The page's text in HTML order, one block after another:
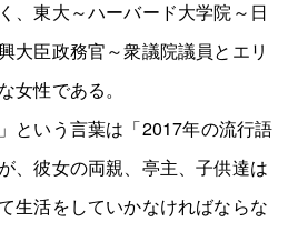
、東大～ハーバード大学院～日
大臣政務官～衆議院議員とエリ
女性である。
という言葉は「2017年の流行語
、彼女の両親、亭主、子供達は
生活をしていかなければならな